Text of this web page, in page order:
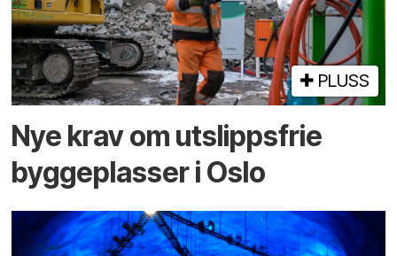
PLUSS
Nye krav om utslippsfrie
byggeplasser i Oslo